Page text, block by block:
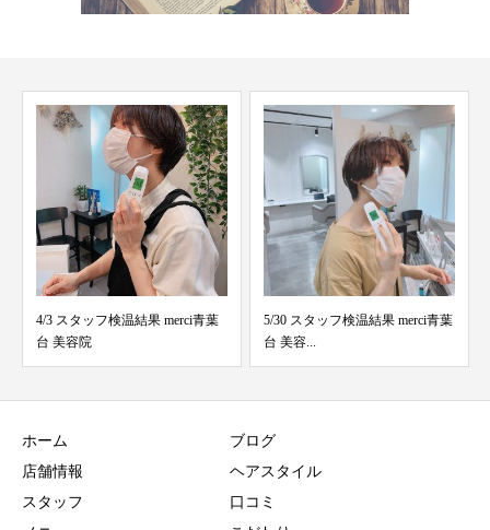
5/30 スタッフ検温結果 merci青葉
台 美容...
2/27 スタッフ検温結果 merci青葉
台 美容...
ホーム
店舗情報
スタッフ
ブログ
ヘアスタイル
口コミ